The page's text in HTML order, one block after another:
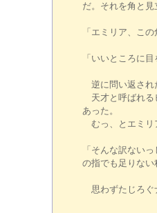
だ。それを角と見
「エミリア、こ
「いいところに
逆に問い返され
天才と呼ばれる
あった。
むっ、とエミリ
「そんな訳ない
の指でも足りない
思わずたじろぐ